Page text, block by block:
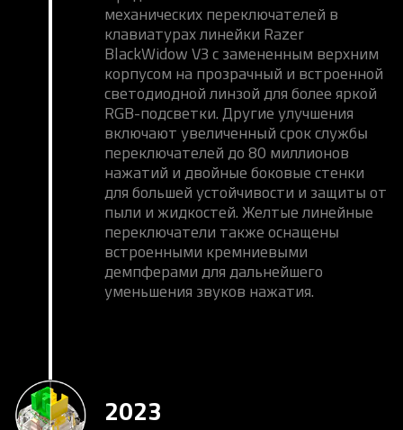
механических переключателей в
клавиатурах линейки Razer
BlackWidow V3 с замененным верхним
корпусом на прозрачный и встроенной
светодиодной линзой для более яркой
RGB-подсветки. Другие улучшения
включают увеличенный срок службы
переключателей до 80 миллионов
нажатий и двойные боковые стенки
для большей устойчивости и защиты от
пыли и жидкостей. Желтые линейные
переключатели также оснащены
встроенными кремниевыми
демпферами для дальнейшего
уменьшения звуков нажатия.
2023